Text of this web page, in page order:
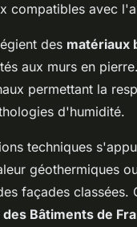
compatibles avec
des matériaux
aux murs en
permettant la
d'humidité.
techniques
géothermiques
façades
Bâtiments de